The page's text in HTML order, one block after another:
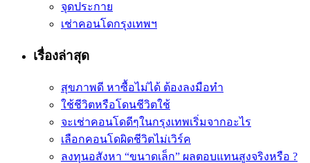
จุดประกาย
เช่าคอนโดกรุงเทพฯ
เรื่องล่าสุด
สุขภาพดี หาซื้อไม่ได้ ต้องลงมือทำ
ใช้ชีวิตหรือโดนชีวิตใช้
จะเช่าคอนโดดีๆในกรุงเทพเริ่มจากอะไร
เลือกคอนโดผิดชีวิตไม่เวิร์ค
ลงทุนอสังหา “ขนาดเล็ก” ผลตอบแทนสูงจริงหรือ ?